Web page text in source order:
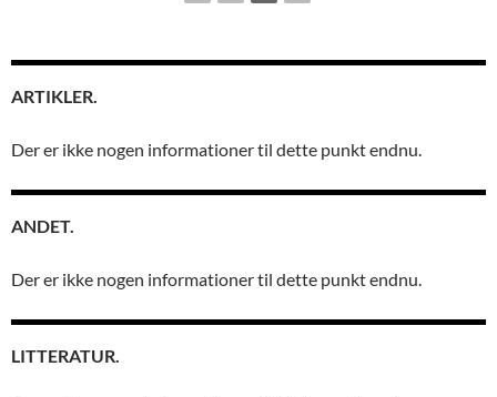
ARTIKLER.
Der er ikke nogen informationer til dette punkt endnu.
ANDET.
Der er ikke nogen informationer til dette punkt endnu.
LITTERATUR.